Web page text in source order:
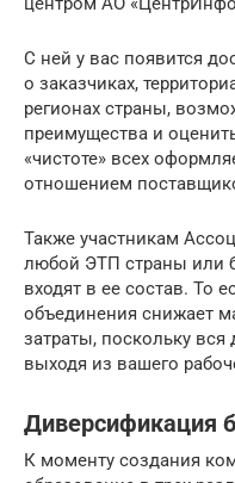
С ней у вас появится
о заказчиках,
регионах страны,
преимущества и
«чистоте» всех
отношением
Также участникам
любой ЭТП страны или
входят в ее состав. То
объединения снижает
затраты, поскольку вся
выходя из вашего
Диверсификация
К моменту создания